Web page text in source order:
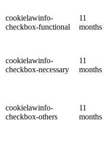
cookielawinfo-
checkbox-functional
11
months
cookielawinfo-
checkbox-necessary
11
months
cookielawinfo-
checkbox-others
11
months